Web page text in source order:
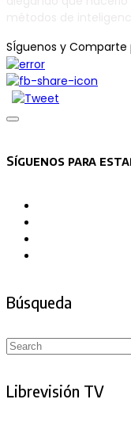
SÍguenos y Comparte
Asides
Síguenos para
Búsqueda
Search
Librevisión TV